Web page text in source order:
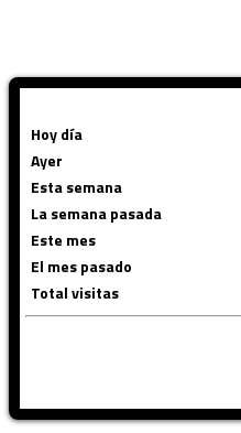
Hoy día
Ayer
Esta semana
La semana pasada
Este mes
El mes pasado
Total visitas